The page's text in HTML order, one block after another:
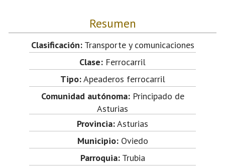
Resumen
Clasificación:Transporte y comunicaciones
Clase: Ferrocarril
Tipo:Apeaderos ferrocarril
Comunidad autónoma:Principado de
Asturias
Provincia:Asturias
Municipio:Oviedo
Parroquia:Trubia